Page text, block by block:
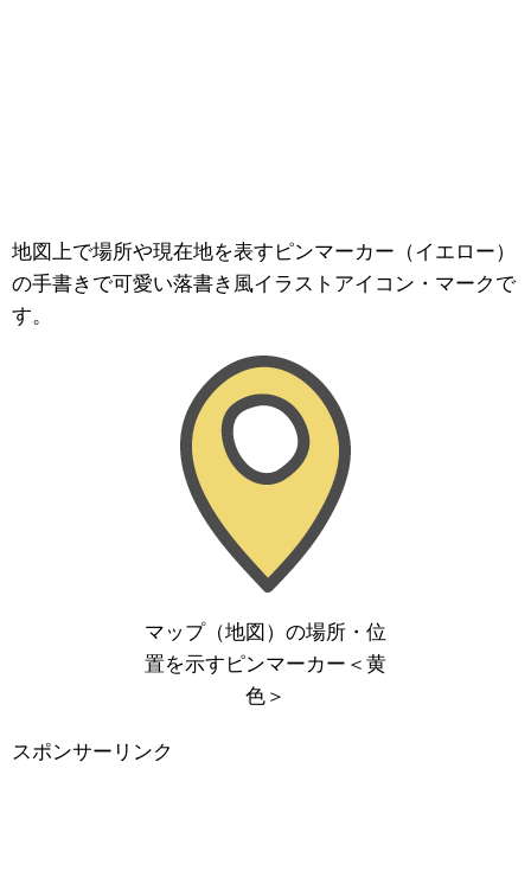
地図上で場所や現在地を表すピンマーカー（イエロー）
の手書きで可愛い落書き風イラストアイコン・マークで
す。
マップ（地図）の場所・位
置を示すピンマーカー＜黄
色＞
スポンサーリンク